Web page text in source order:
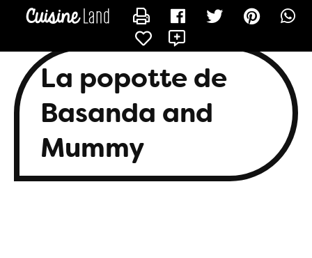
La popotte de
Basanda and
Mummy
CONTACTER BASANDA